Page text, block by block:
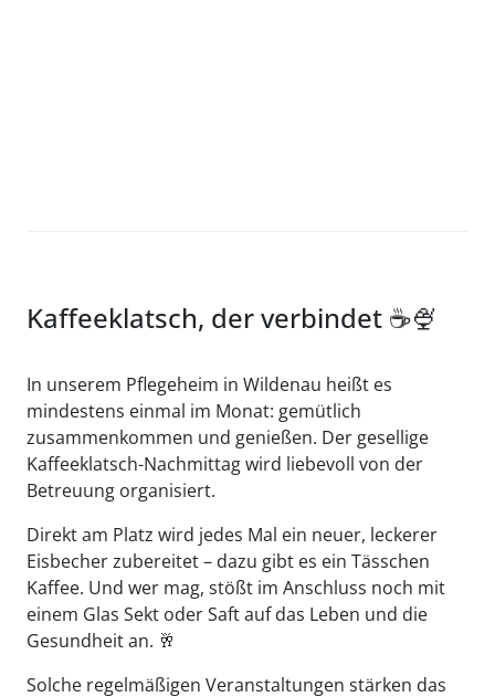
Kaffeeklatsch, der verbindet ☕🍨
In unserem Pflegeheim in Wildenau heißt es
mindestens einmal im Monat: gemütlich
zusammenkommen und genießen. Der gesellige
Kaffeeklatsch-Nachmittag wird liebevoll von der
Betreuung organisiert.
Direkt am Platz wird jedes Mal ein neuer, leckerer
Eisbecher zubereitet – dazu gibt es ein Tässchen
Kaffee. Und wer mag, stößt im Anschluss noch mit
einem Glas Sekt oder Saft auf das Leben und die
Gesundheit an. 🥂
Solche regelmäßigen Veranstaltungen stärken das